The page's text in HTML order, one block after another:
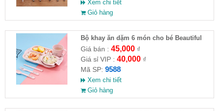
Xem chi tiết
Giỏ hàng
Bộ khay ăn dặm 6 món cho bé Beautiful
life (hình gấu - ko hộp )
Giá bán : 45,000₫
Giá sỉ VIP : 40,000₫
Mã SP: 9588
Xem chi tiết
Giỏ hàng